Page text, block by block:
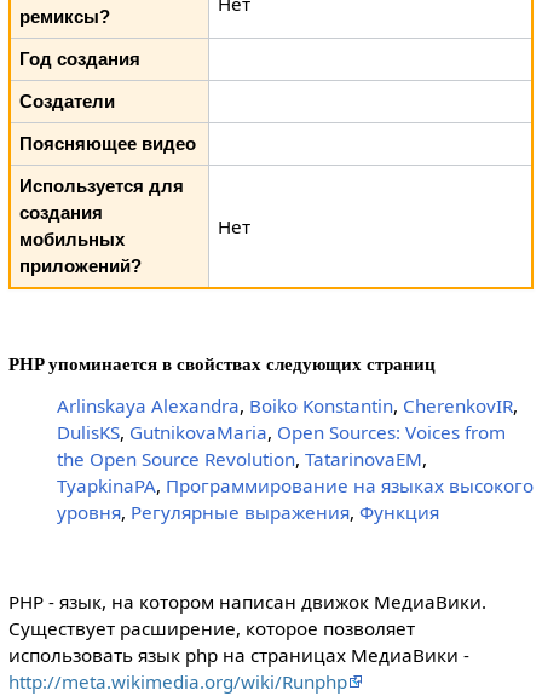
ремиксы?
Год создания
Создатели
Поясняющее видео
Используется для
создания
мобильных
приложений?
Нет
PHP упоминается в свойствах следующих страниц
Arlinskaya Alexandra, Boiko Konstantin, CherenkovIR,
DulisKS, GutnikovaMaria, Open Sources: Voices from
the Open Source Revolution, TatarinovaEM,
TyapkinaPA, Программирование на языках высокого
уровня, Регулярные выражения, Функция
PHP - язык, на котором написан движок МедиаВики.
Существует расширение, которое позволяет
использовать язык php на страницах МедиаВики -
http://meta.wikimedia.org/wiki/Runphp